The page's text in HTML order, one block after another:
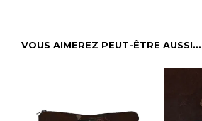
VOUS AIMEREZ PEUT-ÊTRE AUSSI…